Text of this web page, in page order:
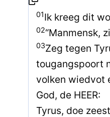
01Ik kreeg dit
02“Manmensk,
03Zeg tegen
tougangspoort
volken wiedvot
God, de HEER:
Tyrus, doe